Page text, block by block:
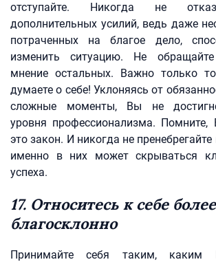
отступайте. Никогда не
дополнительных усилий, ведь даже
потраченных на благое дело,
изменить ситуацию. Не
мнение остальных. Важно только
думаете о себе! Уклоняясь от
сложные моменты, Вы не
уровня профессионализма.
это закон. И никогда не
именно в них может скрываться
успеха.
17. Относитесь к себе более
благосклонно
Принимайте себя таким, каким